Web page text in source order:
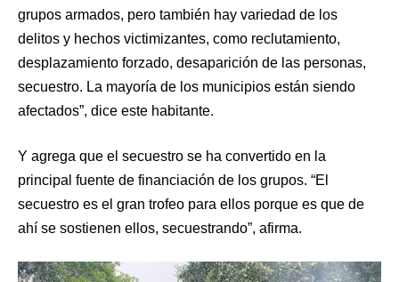
grupos armados, pero también hay variedad de los
delitos y hechos victimizantes, como reclutamiento,
desplazamiento forzado, desaparición de las personas,
secuestro. La mayoría de los municipios están siendo
afectados”, dice este habitante.
Y agrega que el secuestro se ha convertido en la
principal fuente de financiación de los grupos. “El
secuestro es el gran trofeo para ellos porque es que de
ahí se sostienen ellos, secuestrando”, afirma.